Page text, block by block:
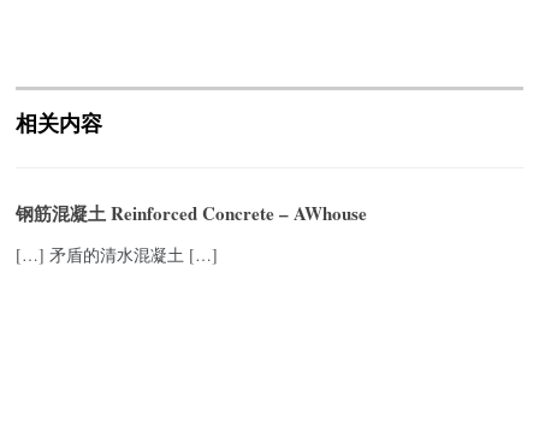
相关内容
钢筋混凝土 Reinforced Concrete – AWhouse
[…] 矛盾的清水混凝土 […]